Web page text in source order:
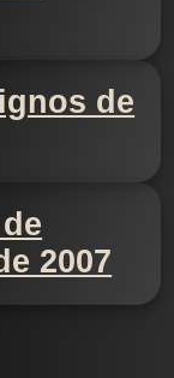
de
2007